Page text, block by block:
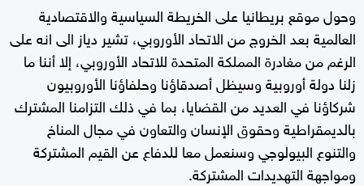
وحول موقع بريطانيا على الخريطة السياسية والاقتصادية
العالمية بعد الخروج من الاتحاد الأوروبي، تشير دياز الى انه على
الرغم من مغادرة المملكة المتحدة للاتحاد الأوروبي، إلا أننا ما
زلنا دولة أوروبية وسيظل أصدقاؤنا وحلفاؤنا الأوروبيون
شركاؤنا في العديد من القضايا، بما في ذلك التزامنا المشترك
بالديمقراطية وحقوق الإنسان والتعاون في مجال المناخ
والتنوع البيولوجي وسنعمل معا للدفاع عن القيم المشتركة
ومواجهة التهديدات المشتركة.